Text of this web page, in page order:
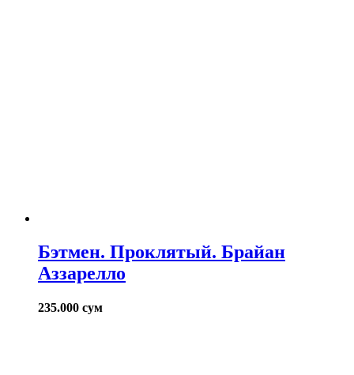
Бэтмен. Проклятый. Брайан
Аззарелло
235.000 сум